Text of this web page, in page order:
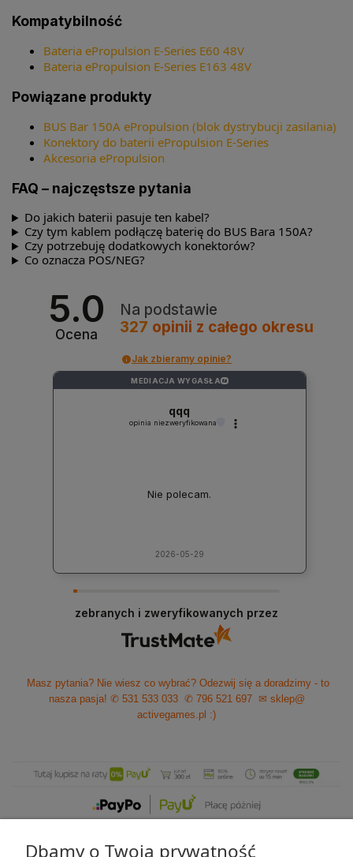
Kompatybilność
Bateria ePropulsion E-Series E60 48V
Bateria ePropulsion E-Series E163 48V
Powiązane produkty
BUS Bar 150A ePropulsion (blok dystrybucji zasilania)
Konektory do baterii ePropulsion E-Series
Akcesoria ePropulsion
FAQ – najczęstsze pytania
Do jakich baterii pasuje ten kabel?
Czy tym kablem podłączę baterię do BUS Bara 150A?
Czy potrzebuję dodatkowych konektorów?
Co oznacza POS/NEG?
5.0
Ocena
Na podstawie
327 opinii z całego okresu
Jak zbieramy opinie?
MEDIACJA WYGASŁA ?
qqq
opinia niezweryfikowana
Nie polecam.
2026-05-29
zebranych i zweryfikowanych przez
Masz pytania? Nie wiesz co wybrać? Odezwij się a doradzimy - to
nasza pasja! ✆ 531 533 033 ✆ 796 521 697
✉ sklep@
activegames.pl :)
Dbamy o Twoją prywatność